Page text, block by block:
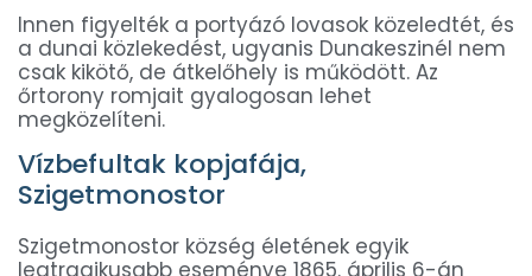
Innen figyelték a portyázó lovasok közeledtét, és
a dunai közlekedést, ugyanis Dunakeszinél nem
csak kikötő, de átkelőhely is működött. Az
őrtorony romjait gyalogosan lehet
megközelíteni.
Vízbefultak kopjafája,
Szigetmonostor
Szigetmonostor község életének egyik